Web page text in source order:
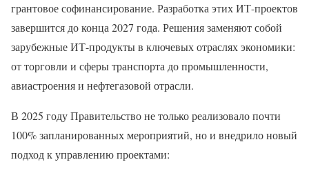
грантовое софинансирование. Разработка этих ИТ-проектов
завершится до конца 2027 года. Решения заменяют собой
зарубежные ИТ-продукты в ключевых отраслях экономики:
от торговли и сферы транспорта до промышленности,
авиастроения и нефтегазовой отрасли.
В 2025 году Правительство не только реализовало почти
100% запланированных мероприятий, но и внедрило новый
подход к управлению проектами: